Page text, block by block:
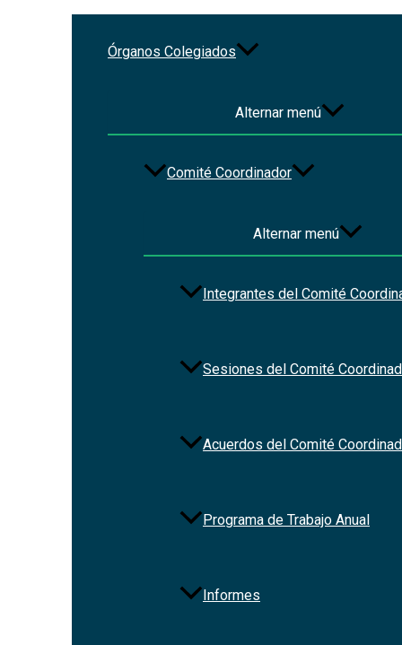
Ir al contenido
Órganos Colegiados
Alternar menú
Comité Coordinador
Alternar menú
Integrantes del Comité
Sesiones del Comité
Acuerdos del Comité
Programa de Trabajo Anual
Informes
Ley de Extinción de